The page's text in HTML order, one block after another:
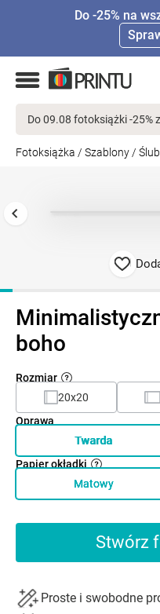
Do -25% na
Do 09.08 fotoksiążki -25%
Fotoksiążka / Szablony / Ślub
boho
Rozmiar
20x20
Oprawa
Twarda
Papier okładki
Matowy
Stwórz
Proste i swobodne